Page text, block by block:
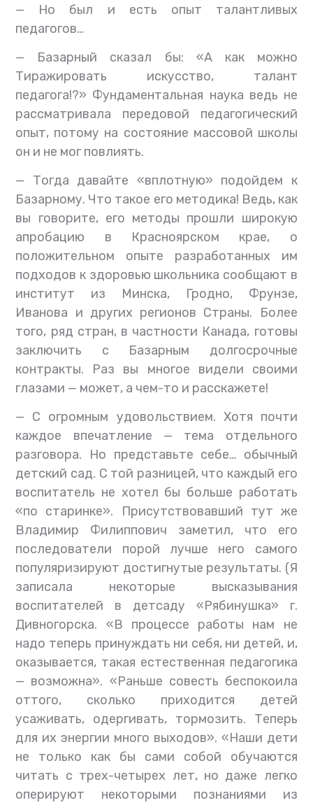
— Но был и есть опыт талантливых
педагогов…
— Базарный сказал бы: «А как можно
Тиражировать искусство, талант
педагога!?» Фундаментальная наука ведь не
рассматривала передовой педагогический
опыт, потому на состояние массовой школы
он и не мог повлиять.
— Тогда давайте «вплотную» подойдем к
Базарному. Что такое его методика! Ведь, как
вы говорите, его методы прошли широкую
апробацию в Красноярском крае, о
положительном опыте разработанных им
подходов к здоровью школьника сообщают в
институт из Минска, Гродно, Фрунзе,
Иванова и других регионов Страны. Более
того, ряд стран, в частности Канада, готовы
заключить с Базарным долгосрочные
контракты. Раз вы многое видели своими
глазами — может, а чем-то и расскажете!
— С огромным удовольствием. Хотя почти
каждое впечатление — тема отдельного
разговора. Но представьте себе… обычный
детский сад. С той разницей, что каждый его
воспитатель не хотел бы больше работать
«по старинке». Присутствовавший тут же
Владимир Филиппович заметил, что его
последователи порой лучше него самого
популяризируют достигнутые результаты. (Я
записала некоторые высказывания
воспитателей в детсаду «Рябинушка» г.
Дивногорска. «В процессе работы нам не
надо теперь принуждать ни себя, ни детей, и,
оказывается, такая естественная педагогика
— возможна». «Раньше совесть беспокоила
оттого, сколько приходится детей
усаживать, одергивать, тормозить. Теперь
для их энергии много выходов». «Наши дети
не только как бы сами собой обучаются
читать с трех-четырех лет, но даже легко
оперируют некоторыми познаниями из